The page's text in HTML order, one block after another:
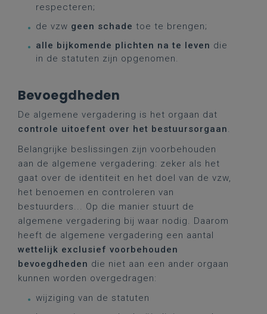
respecteren;
de vzw geen schade toe te brengen;
alle bijkomende plichten na te leven die
in de statuten zijn opgenomen.
Bevoegdheden
De algemene vergadering is het orgaan dat
controle uitoefent over het bestuursorgaan.
Belangrijke beslissingen zijn voorbehouden
aan de algemene vergadering: zeker als het
gaat over de identiteit en het doel van de vzw,
het benoemen en controleren van
bestuurders... Op die manier stuurt de
algemene vergadering bij waar nodig. Daarom
heeft de algemene vergadering een aantal
wettelijk exclusief voorbehouden
bevoegdheden die niet aan een ander orgaan
kunnen worden overgedragen:
wijziging van de statuten